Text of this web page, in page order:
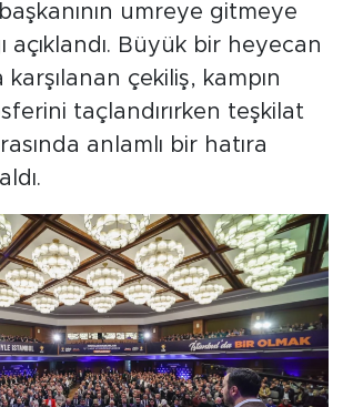
umreye gitmeye
açıklandı. Büyük bir heyecan
çekiliş, kampın
taçlandırırken teşkilat
anlamlı bir hatıra